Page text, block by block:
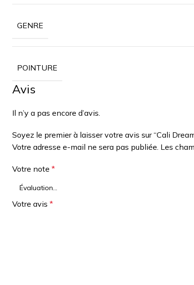
GENRE
POINTURE
Avis
Il n’y a pas encore d’avis.
Soyez le premier à laisser votre avis sur “Cali
Votre adresse e-mail ne sera pas publiée. Les
Votre note *
Votre avis *